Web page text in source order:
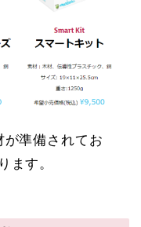
が準備されてお
ます。